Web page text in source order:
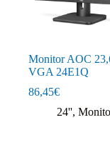
Monitor AOC
VGA 24E1Q
86,45€
24'',